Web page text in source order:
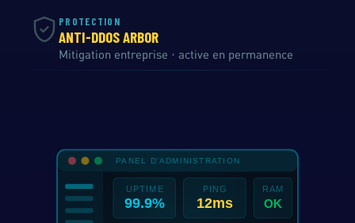
PROTECTION
ANTI-DDOS ARBOR
Mitigation entreprise · active en permanence